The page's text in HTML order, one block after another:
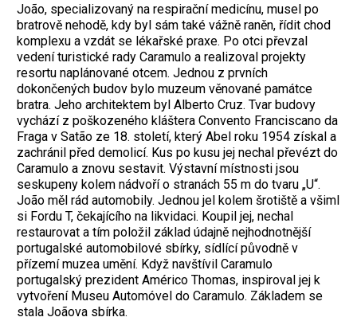
João, specializovaný na respirační medicínu, musel po
bratrově nehodě, kdy byl sám také vážně raněn, řídit chod
komplexu a vzdát se lékařské praxe. Po otci převzal
vedení turistické rady Caramulo a realizoval projekty
resortu naplánované otcem. Jednou z prvních
dokončených budov bylo muzeum věnované památce
bratra. Jeho architektem byl Alberto Cruz. Tvar budovy
vychází z poškozeného kláštera Convento Franciscano da
Fraga v Satão ze 18. století, který Abel roku 1954 získal a
zachránil před demolicí. Kus po kusu jej nechal převézt do
Caramulo a znovu sestavit. Výstavní místnosti jsou
seskupeny kolem nádvoří o stranách 55 m do tvaru „U“.
João měl rád automobily. Jednou jel kolem šrotiště a všiml
si Fordu T, čekajícího na likvidaci. Koupil jej, nechal
restaurovat a tím položil základ údajně nejhodnotnější
portugalské automobilové sbírky, sídlící původně v
přízemí muzea umění. Když navštívil Caramulo
portugalský prezident Américo Thomas, inspiroval jej k
vytvoření Museu Automóvel do Caramulo. Základem se
stala Joãova sbírka.